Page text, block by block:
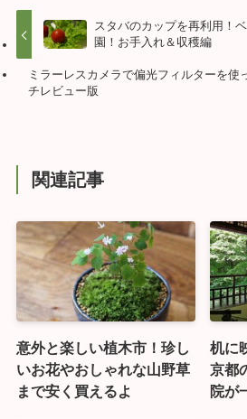
スタバのカップを再利用！
園！お手入れ＆収穫編
ミラーレスカメラで偏光フィルターを使
チレビュー版
関連記事
意外と楽しい植木市！珍し
いお花やおしゃれな山野草
まで安く買えるよ
机に
京都
院が